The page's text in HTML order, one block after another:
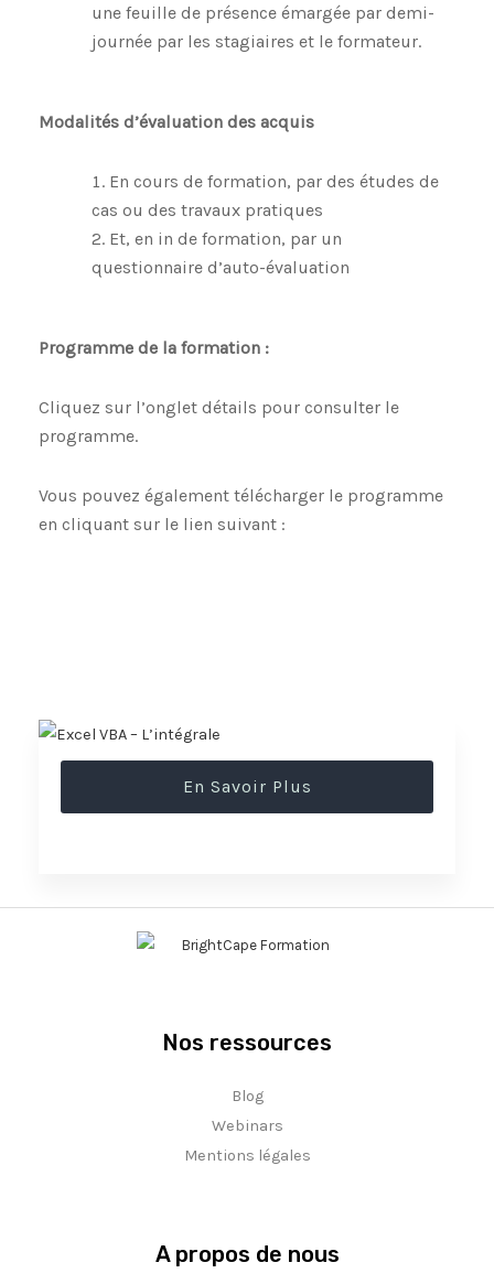
une feuille de présence émargée par demi-
journée par les stagiaires et le formateur.
Modalités d’évaluation des acquis
En cours de formation, par des études de
cas ou des travaux pratiques
Et, en in de formation, par un
questionnaire d’auto-évaluation
Programme de la formation :
Cliquez sur l’onglet détails pour consulter le
programme.
Vous pouvez également télécharger le programme
en cliquant sur le lien suivant :
En Savoir Plus
Nos ressources
Blog
Webinars
Mentions légales
A propos de nous